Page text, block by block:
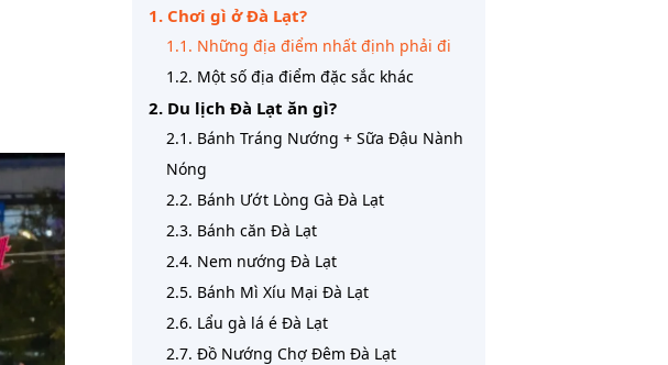
1. Chơi gì ở Đà Lạt?
1.1. Những địa điểm nhất định phải đi
1.2. Một số địa điểm đặc sắc khác
2. Du lịch Đà Lạt ăn gì?
2.1. Bánh Tráng Nướng + Sữa Đậu Nành
Nóng
2.2. Bánh Ướt Lòng Gà Đà Lạt
2.3. Bánh căn Đà Lạt
2.4. Nem nướng Đà Lạt
2.5. Bánh Mì Xíu Mại Đà Lạt
2.6. Lẩu gà lá é Đà Lạt
2.7. Đồ Nướng Chợ Đêm Đà Lạt